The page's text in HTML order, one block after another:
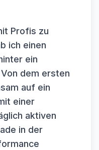
Profis zu
ich einen
ein
dem ersten
auf ein
einer
aktiven
in der